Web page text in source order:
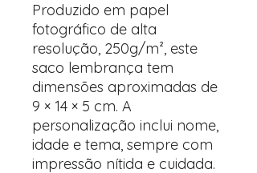
Produzido em papel
fotográfico de alta
resolução, 250g/m², este
saco lembrança tem
dimensões aproximadas de
9 × 14 × 5 cm. A
personalização inclui nome,
idade e tema, sempre com
impressão nítida e cuidada.